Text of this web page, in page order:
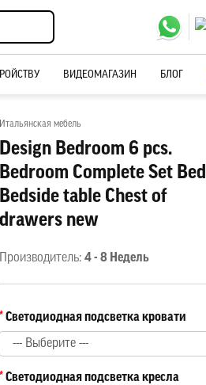
ВИДЕОМАГАЗИН БЛОГ
Итальянская мебель
Design Bedroom 6 pcs.
Bedroom Complete Set Bed
Bedside table Chest of
drawers new
Производитель: 4 - 8 Недель
Светодиодная подсветка кровати
Светодиодная подсветка кресла